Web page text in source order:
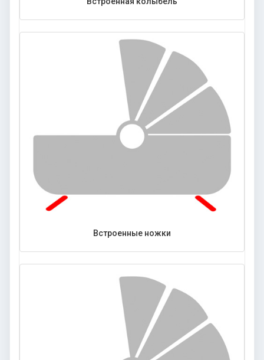
Встроенные ножки